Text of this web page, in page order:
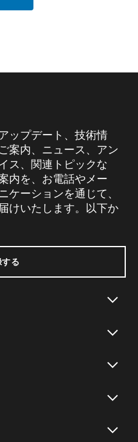
ップデート、技術情
案内、ニュース、アン
ス、関連トピックな
内を、お電話やメー
ケーションを通じて、
けいたします。以下か
る